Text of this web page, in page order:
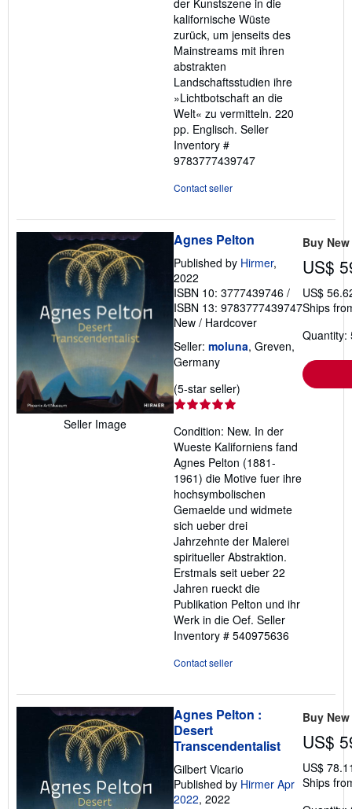
der Kunstszene in die
kalifornische Wüste
zurück, um jenseits des
Mainstreams mit ihren
abstrakten
Landschaftsstudien ihre
»Lichtbotschaft an die
Welt« zu vermitteln. 220
pp. Englisch. Seller
Inventory #
9783777439747
Contact seller
Seller Image
Agnes Pelton
Published by Hirmer,
2022
ISBN 10: 3777439746 /
ISBN 13: 9783777439747
New / Hardcover
Seller: moluna, Greven,
Germany
(5-star seller)
out
of
5
stars
Condition: New. In der
Wueste Kaliforniens fand
Agnes Pelton (1881-
1961) die Motive fuer ihre
hochsymbolischen
Gemaelde und widmete
sich ueber drei
Jahrzehnte der Malerei
spiritueller Abstraktion.
Erstmals seit ueber 22
Jahren rueckt die
Publikation Pelton und ihr
Werk in die Oef. Seller
Inventory # 540975636
Contact seller
Buy New
US$
US$
Ships
Quantity:
Agnes Pelton :
Desert
Transcendentalist
Gilbert Vicario
Published by Hirmer Apr
2022, 2022
Buy New
US$
US$
Ships